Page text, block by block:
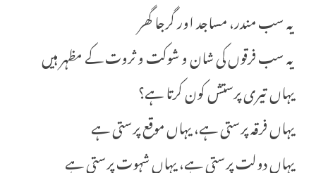
یہ سب مندر، مساجد اور گرجا گھر
یہ سب فرقوں کی شان و شوکت و ثروت کے مظہر ہیں
یہاں تیری پرستش کون کرتا ہے؟
یہاں فرقہ پرستی ہے، یہاں موقع پرستی ہے
یہاں دولت پرستی ہے، یہاں شہوت پرستی ہے